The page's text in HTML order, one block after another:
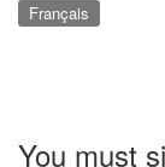
Français
You must